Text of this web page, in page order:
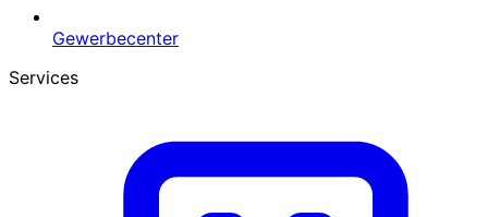
Gewerbecenter
Services